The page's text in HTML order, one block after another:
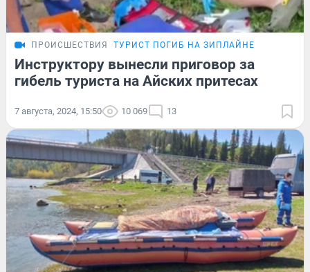
ПРОИСШЕСТВИЯ ТУРИСТ ПОГИБ НА ЗИПЛАЙНЕ
Инструктору вынесли приговор за
гибель туриста на Айских притесах
7 августа, 2024, 15:50 10 069 13